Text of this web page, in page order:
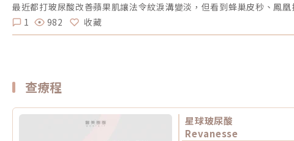
最近都打玻尿酸改善蘋果肌讓法令紋淚溝變淡，但看到蜂巢皮秒、鳳
1
982 收藏
查療程
星球玻尿酸
Revanesse